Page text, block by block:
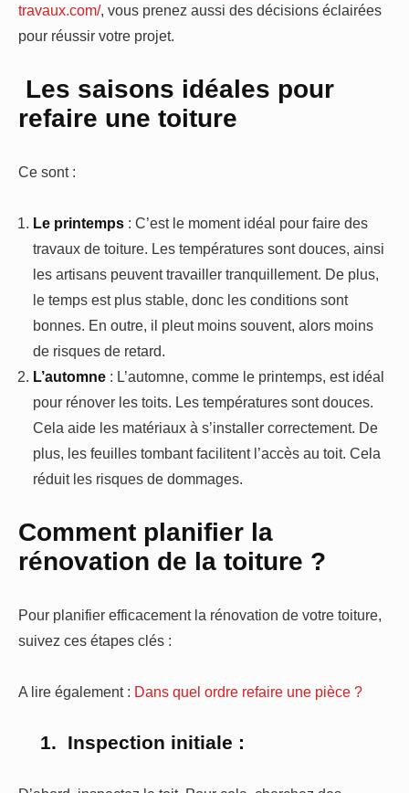
travaux.com/, vous prenez aussi des décisions éclairées
pour réussir votre projet.
Les saisons idéales pour
refaire une toiture
Ce sont :
Le printemps : C’est le moment idéal pour faire des
travaux de toiture. Les températures sont douces, ainsi
les artisans peuvent travailler tranquillement. De plus,
le temps est plus stable, donc les conditions sont
bonnes. En outre, il pleut moins souvent, alors moins
de risques de retard.
L’automne : L’automne, comme le printemps, est idéal
pour rénover les toits. Les températures sont douces.
Cela aide les matériaux à s’installer correctement. De
plus, les feuilles tombant facilitent l’accès au toit. Cela
réduit les risques de dommages.
Comment planifier la
rénovation de la toiture ?
Pour planifier efficacement la rénovation de votre toiture,
suivez ces étapes clés :
A lire également : Dans quel ordre refaire une pièce ?
1. Inspection initiale :